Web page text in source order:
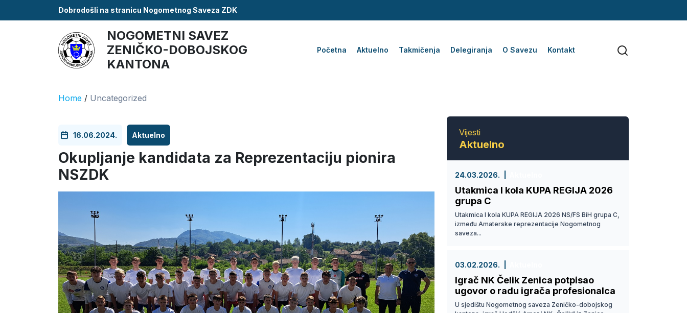
Dobrodošli na stranicu Nogometnog Saveza ZDK
NOGOMETNI SAVEZ
ZENIČKO-DOBOJSKOG
KANTONA
Početna Aktuelno Takmičenja Delegiranja O Savezu Kontakt
Home / Uncategorized
16.06.2024. Aktuelno
Okupljanje kandidata za Reprezentaciju pionira
NSZDK
Vijesti
Aktuelno
24.03.2026.
Utakmica I kola KUPA REGIJA 2026
grupa C
Utakmica I kola KUPA REGIJA 2026 NS/FS BiH grupa C,
između Amaterske reprezentacije Nogometnog
saveza...
03.02.2026.
Igrač NK Čelik Zenica potpisao
ugovor o radu igrača profesionalca
U sjedištu Nogometnog saveza Zeničko-dobojskog